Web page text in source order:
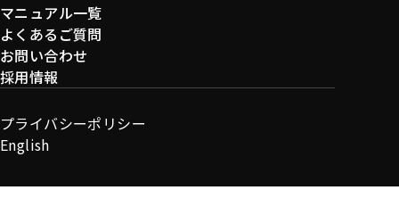
マニュアル一覧
よくあるご質問
お問い合わせ
採用情報
プライバシーポリシー
English